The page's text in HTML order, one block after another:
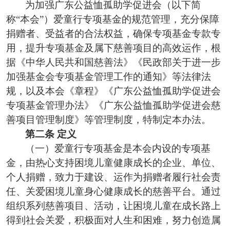
为加强广东公益恤孤助学促进会（以下简
称“本会”）爱童行专项基金的规范管理，充分保障
捐赠者、受益者的合法权益， 确保专项基金专款专
用， 提升专项基金及属下慈善项目 的高效运作 ，根
据《中华人民共和国慈善法》《民政部关于进一步
加强基金会专项基金管理工作的通知》等法律法
规， 以及本会《章程》 《广东公益恤孤助学促进会
专项基金管理办法》《广东公益恤孤助学促进会慈
善项目管理制度》等管理制度 ，特制定本办法。
第二条 定义
（一）爱童行专项基金是本会内设的专项基
金，由热心支持困境儿童健康成长的企业、单位、
个人捐赠，致力于建设、运作为捐赠者履行社会责
任、关爱困境儿童身心健康成长的慈善平台。通过
组织系列慈善项目、活动，让困境儿童在成长路上
得到社会关爱，积极面对人生和困难，努力创造属